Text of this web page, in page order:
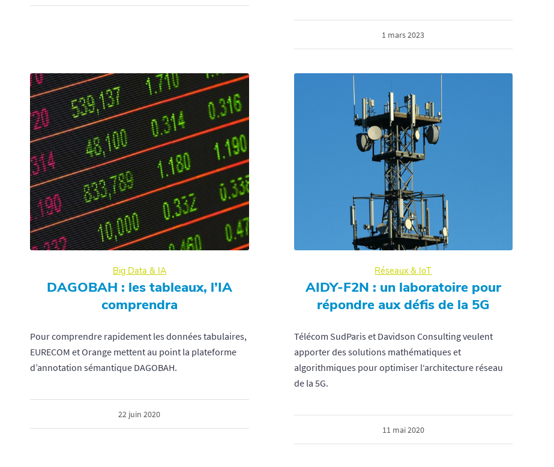
1 mars 2023
Big Data & IA
DAGOBAH : les tableaux, l’IA
comprendra
Pour comprendre rapidement les données tabulaires,
EURECOM et Orange mettent au point la plateforme
d’annotation sémantique DAGOBAH.
22 juin 2020
Réseaux & IoT
AIDY-F2N : un laboratoire pour
répondre aux défis de la 5G
Télécom SudParis et Davidson Consulting veulent
apporter des solutions mathématiques et
algorithmiques pour optimiser l‘architecture réseau
de la 5G.
11 mai 2020